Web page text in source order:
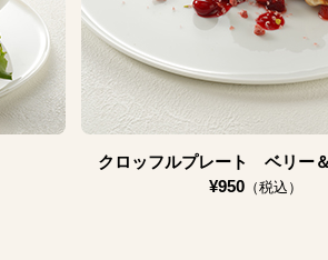
クロッフルプレート ベリー
¥950 （税込）